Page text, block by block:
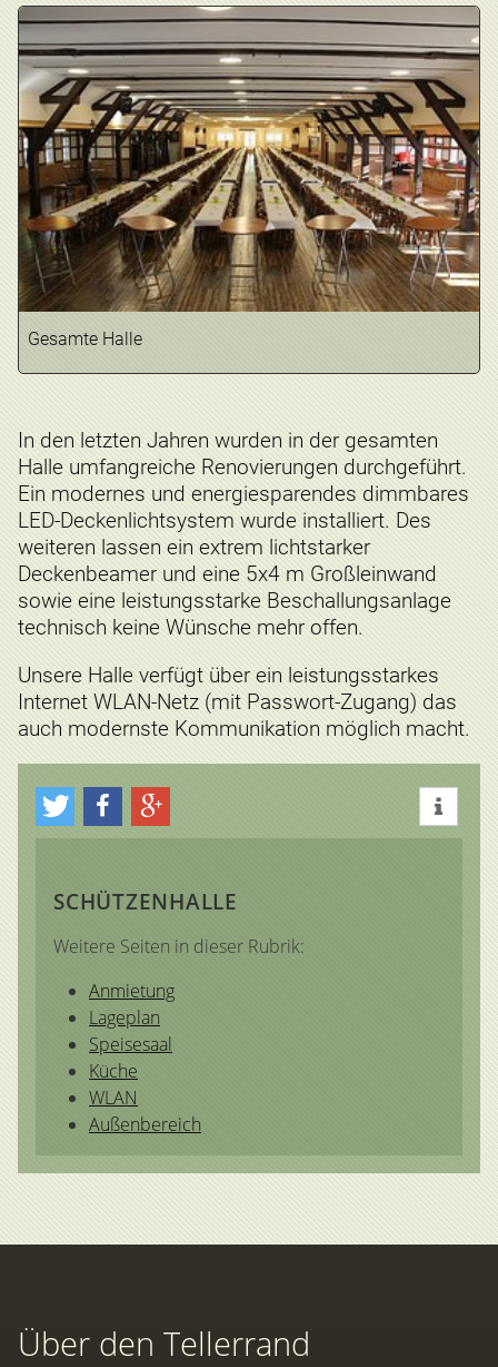
Gesamte Halle
In den letzten Jahren wurden in der gesamten
Halle umfangreiche Renovierungen durchgeführt.
Ein modernes und energiesparendes dimmbares
LED-Deckenlichtsystem wurde installiert. Des
weiteren lassen ein extrem lichtstarker
Deckenbeamer und eine 5x4 m Großleinwand
sowie eine leistungsstarke Beschallungsanlage
technisch keine Wünsche mehr offen.
Unsere Halle verfügt über ein leistungsstarkes
Internet WLAN-Netz (mit Passwort-Zugang) das
auch modernste Kommunikation möglich macht.
SCHÜTZENHALLE
Weitere Seiten in dieser Rubrik:
Anmietung
Lageplan
Speisesaal
Küche
WLAN
Außenbereich
Über den Tellerrand